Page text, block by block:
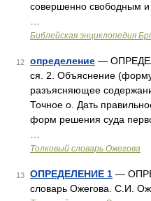
совершенно свободным
Библейская энциклопедия
12 определение —
ся. 2. Объяснение
разъясняющее
Точное о. Дать
форм решения суда
Толковый словарь Ожегова
13 ОПРЕДЕЛЕНИЕ 1 —
словарь Ожегова. С.И.